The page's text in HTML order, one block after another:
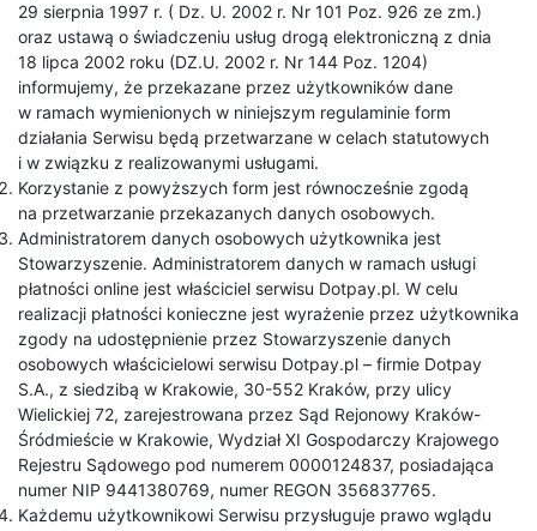
29 sierpnia 1997 r. ( Dz. U. 2002 r. Nr 101 Poz. 926 ze zm.)
oraz ustawą o świadczeniu usług drogą elektroniczną z dnia
18 lipca 2002 roku (DZ.U. 2002 r. Nr 144 Poz. 1204)
informujemy, że przekazane przez użytkowników dane
w ramach wymienionych w niniejszym regulaminie form
działania Serwisu będą przetwarzane w celach statutowych
i w związku z realizowanymi usługami.
Korzystanie z powyższych form jest równocześnie zgodą
na przetwarzanie przekazanych danych osobowych.
Administratorem danych osobowych użytkownika jest
Stowarzyszenie. Administratorem danych w ramach usługi
płatności online jest właściciel serwisu Dotpay.pl. W celu
realizacji płatności konieczne jest wyrażenie przez użytkownika
zgody na udostępnienie przez Stowarzyszenie danych
osobowych właścicielowi serwisu Dotpay.pl – firmie Dotpay
S.A., z siedzibą w Krakowie, 30-552 Kraków, przy ulicy
Wielickiej 72, zarejestrowana przez Sąd Rejonowy Kraków-
Śródmieście w Krakowie, Wydział XI Gospodarczy Krajowego
Rejestru Sądowego pod numerem 0000124837, posiadająca
numer NIP 9441380769, numer REGON 356837765.
Każdemu użytkownikowi Serwisu przysługuje prawo wglądu